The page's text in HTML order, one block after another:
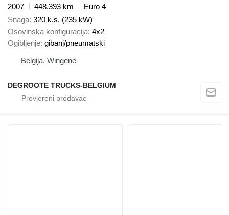
2007
448.393 km
Euro 4
Snaga 320 k.s. (235 kW)
Osovinska konfiguracija 4x2
Ogibljenje gibanj/pneumatski
Belgija, Wingene
DEGROOTE TRUCKS-BELGIUM